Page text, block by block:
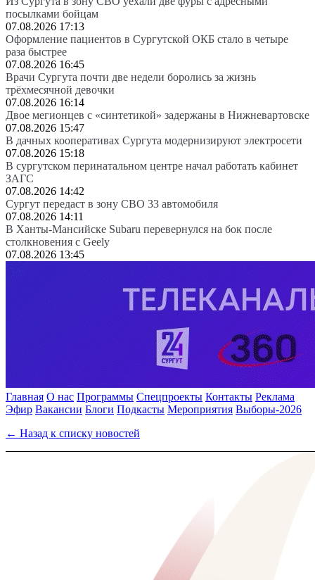
посылками бойцам
07.08.2026 17:13
Оформление пациентов в Сургутской ОКБ стало в четыре
раза быстрее
07.08.2026 16:45
Врачи Сургута почти две недели боролись за жизнь
трёхмесячной девочки
07.08.2026 16:14
Двое мегионцев с «синтетикой» задержаны в Нижневартовске
07.08.2026 15:47
В дачных кооперативах Сургута модернизируют электросети
07.08.2026 15:18
В сургутском перинатальном центре начал работать кабинет
ЗАГС
07.08.2026 14:42
Сургут передаст в зону СВО 33 автомобиля
07.08.2026 14:11
В Ханты-Мансийске Subaru перевернулся на бок после
столкновения с Geely
07.08.2026 13:45
Главная О нас Программы Спецпроекты Контакты Реклама
Эфир Вакансии Блоги Подкасты Мероприятия Выборы-2026
← Назад к списку новостей